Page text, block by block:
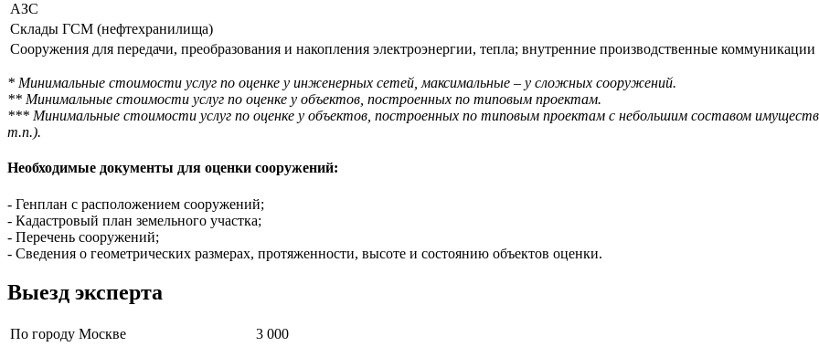
АЗС
Склады ГСМ (нефтехранилища)
Сооружения для передачи, преобразования и накопления электроэнергии, тепла; внутренние производственные коммуникации
* Минимальные стоимости услуг по оценке у инженерных сетей, максимальные – у сложных сооружений.
** Минимальные стоимости услуг по оценке у объектов, построенных по типовым проектам.
*** Минимальные стоимости услуг по оценке у объектов, построенных по типовым проектам с небольшим составом
т.п.).
Необходимые документы для оценки сооружений:
- Генплан с расположением сооружений;
- Кадастровый план земельного участка;
-​ Перечень сооружений;
-​ Сведения о геометрических размерах, протяженности, высоте и состоянию объектов оценки.
Выезд эксперта
По городу Москве
3 000